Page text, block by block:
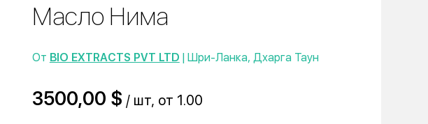
Масло Нима
От BIO EXTRACTS PVT LTD | Шри-Ланка, Дхарга Таун
3500,00 $ / шт, от 1.00